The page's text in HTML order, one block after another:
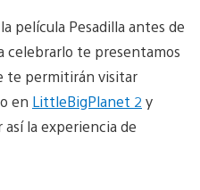
película Pesadilla antes de
celebrarlo te presentamos
te permitirán visitar
en LittleBigPlanet 2 y
así la experiencia de